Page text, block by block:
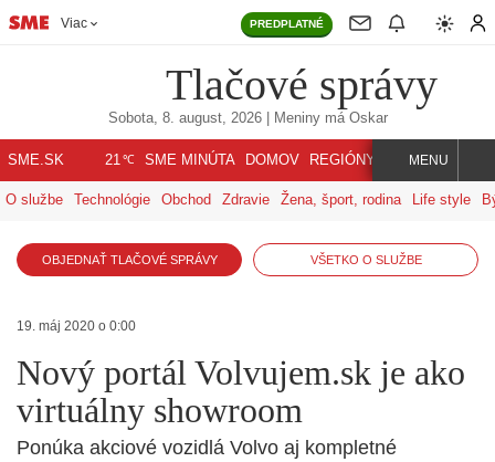
Viac PREDPLATNÉ
Tlačové správy
Sobota, 8. august, 2026| Meniny má Oskar
SME.SK 21℃ SME MINÚTA DOMOV REGIÓNY INDEX SVET
MENU
O službe Technológie Obchod Zdravie Žena, šport, rodina Life style
OBJEDNAŤ TLAČOVÉ SPRÁVY VŠETKO O SLUŽBE
19. máj 2020 o 0:00
Nový portál Volvujem.sk je ako
virtuálny showroom
Ponúka akciové vozidlá Volvo aj kompletné